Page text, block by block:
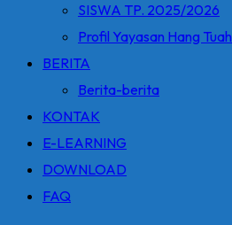
SISWA TP. 2025/2026
Profil Yayasan Hang Tuah
BERITA
Berita-berita
KONTAK
E-LEARNING
DOWNLOAD
FAQ